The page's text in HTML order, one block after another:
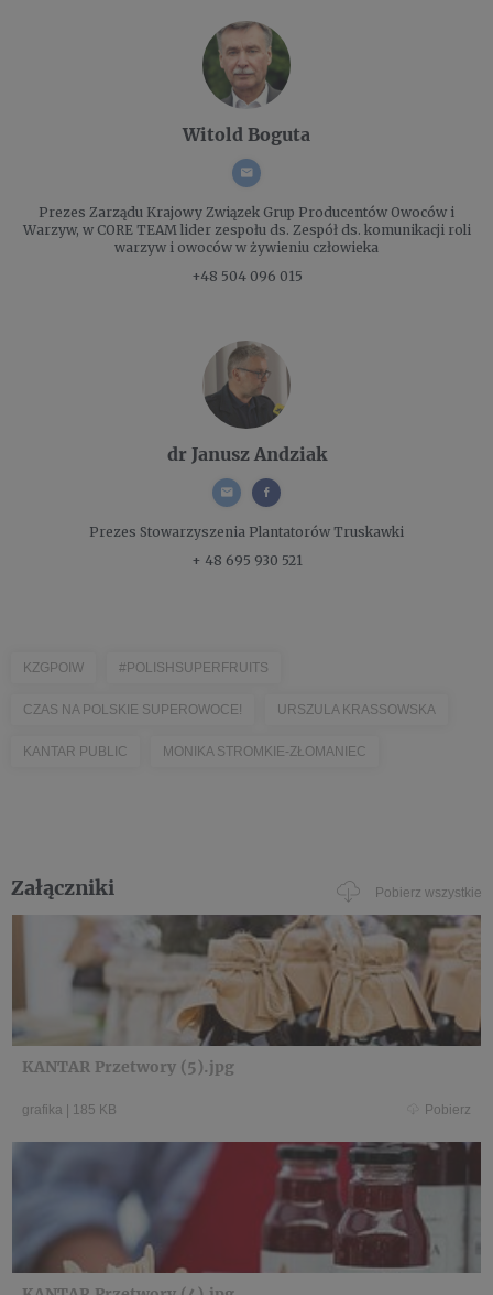
Witold Boguta
Prezes Zarządu Krajowy Związek Grup Producentów Owoców i
Warzyw, w CORE TEAM lider zespołu ds. Zespół ds. komunikacji roli
warzyw i owoców w żywieniu człowieka
+48 504 096 015
dr Janusz Andziak
Prezes Stowarzyszenia Plantatorów Truskawki
+ 48 695 930 521
KZGPOIW #POLISHSUPERFRUITS
CZAS NA POLSKIE SUPEROWOCE! URSZULA KRASSOWSKA
KANTAR PUBLIC MONIKA STROMKIE-ZŁOMANIEC
Załączniki Pobierz wszystkie
KANTAR Przetwory (5).jpg
grafika 185 KB Pobierz